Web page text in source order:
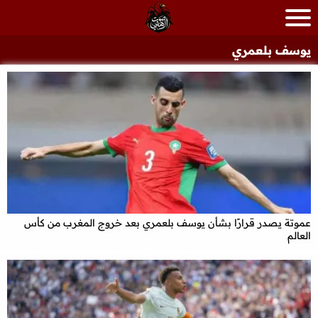
يوسف بلعمري
عموتة يصدر قرارًا بشأن يوسف بلعمري بعد خروج المغرب من كأس
العالم